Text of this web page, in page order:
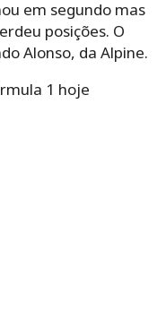
em segundo mas
posições. O
Alonso, da Alpine.
1 hoje